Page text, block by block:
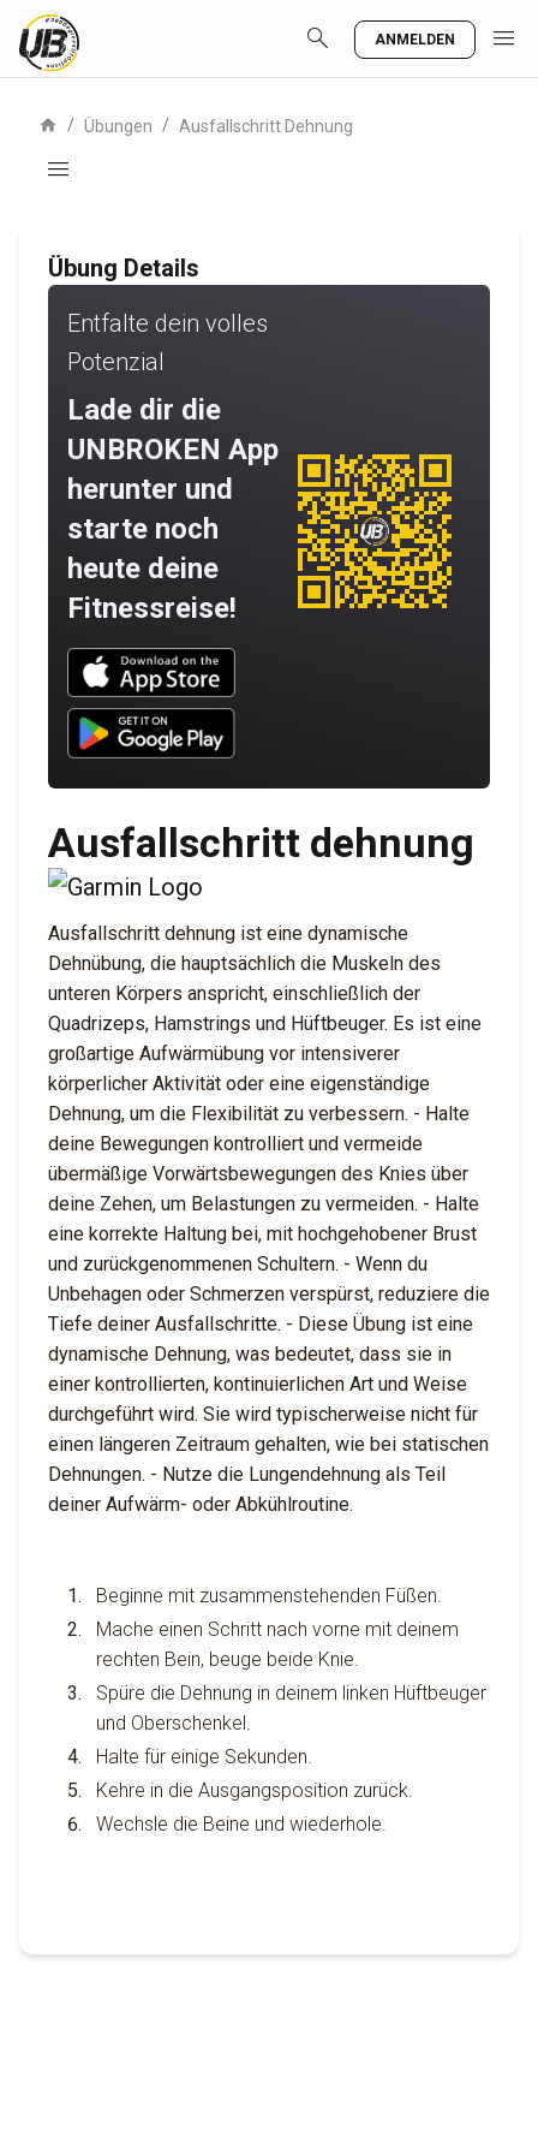
search ANMELDEN menu
home / Übungen / Ausfallschritt Dehnung
menu
Übung Details
Entfalte dein volles
Potenzial
Lade dir die
UNBROKEN App
herunter und
starte noch
heute deine
Fitnessreise!
Download UNBROKEN on the App Store
Download UNBROKEN on Google Play
Ausfallschritt dehnung
Ausfallschritt dehnung ist eine dynamische
Dehnübung, die hauptsächlich die Muskeln des
unteren Körpers anspricht, einschließlich der
Quadrizeps, Hamstrings und Hüftbeuger. Es ist eine
großartige Aufwärmübung vor intensiverer
körperlicher Aktivität oder eine eigenständige
Dehnung, um die Flexibilität zu verbessern. - Halte
deine Bewegungen kontrolliert und vermeide
übermäßige Vorwärtsbewegungen des Knies über
deine Zehen, um Belastungen zu vermeiden. - Halte
eine korrekte Haltung bei, mit hochgehobener Brust
und zurückgenommenen Schultern. - Wenn du
Unbehagen oder Schmerzen verspürst, reduziere die
Tiefe deiner Ausfallschritte. - Diese Übung ist eine
dynamische Dehnung, was bedeutet, dass sie in
einer kontrollierten, kontinuierlichen Art und Weise
durchgeführt wird. Sie wird typischerweise nicht für
einen längeren Zeitraum gehalten, wie bei statischen
Dehnungen. - Nutze die Lungendehnung als Teil
deiner Aufwärm- oder Abkühlroutine.
Beginne mit zusammenstehenden Füßen.
Mache einen Schritt nach vorne mit deinem
rechten Bein, beuge beide Knie.
Spüre die Dehnung in deinem linken Hüftbeuger
und Oberschenkel.
Halte für einige Sekunden.
Kehre in die Ausgangsposition zurück.
Wechsle die Beine und wiederhole.